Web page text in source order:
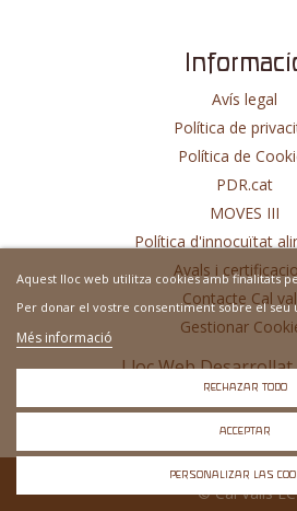
Avís legal
Política de
Política de
PDR.cat
MOVES III
Política d'innocuïtat
Avals i
Contacte Cal
Gestionar
Lloc Web
Aquest lloc web utilitza cookies amb finalitats
Per donar el vostre consentiment sobre el seu
Més informació
RECHAZAR TODO
ACCEPTAR
PERSONALIZAR LAS
© Cal Valls